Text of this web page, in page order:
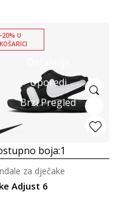
Uporedi
Brzi Pregled
-20% U
KOŠARICI
boja:1
Adjust 6
za dječake